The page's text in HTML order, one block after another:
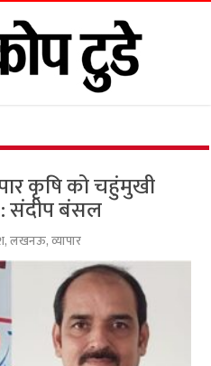
कृषि को चहुंमुखी
संदीप बंसल
,लखनऊ,व्यापार